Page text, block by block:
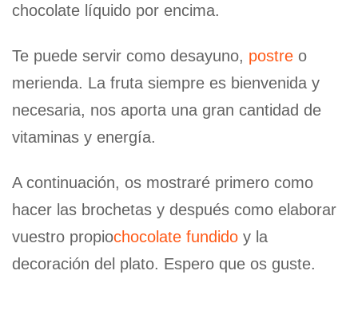
chocolate líquido por encima.
Te puede servir como desayuno, postre o
merienda. La fruta siempre es bienvenida y
necesaria, nos aporta una gran cantidad de
vitaminas y energía.
A continuación, os mostraré primero como
hacer las brochetas y después como elaborar
vuestro propiochocolate fundido y la
decoración del plato. Espero que os guste.